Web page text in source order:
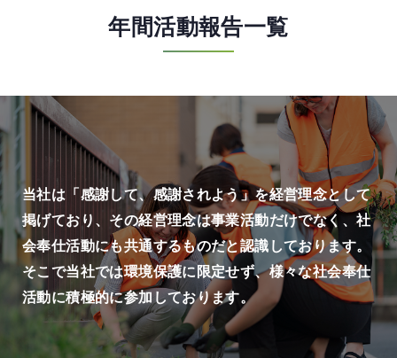
年間活動報告一覧
当社は「感謝して、感謝されよう」を経営理念として
掲げており、その経営理念は事業活動だけでなく、社
会奉仕活動にも共通するものだと認識しております。
そこで当社では環境保護に限定せず、様々な社会奉仕
活動に積極的に参加しております。